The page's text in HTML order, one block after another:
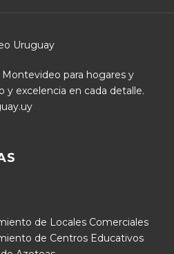
para hogares y
y excelencia en cada detalle.
de Locales Comerciales
de Centros Educativos